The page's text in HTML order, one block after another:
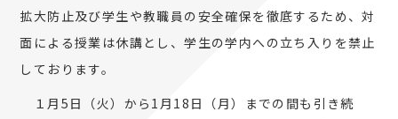
拡大防止及び学生や教職員の安全確保を徹底するため、対
面による授業は休講とし、学生の学内への立ち入りを禁止
しております。
１月5日（火）から1月18日（月）までの間も引き続